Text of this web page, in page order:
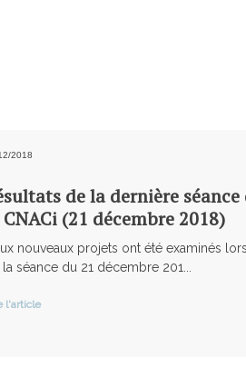
2018
de la dernière séance
(21 décembre 2018)
nouveaux projets ont été examinés lors
la séance du 21 décembre 201...
l'article